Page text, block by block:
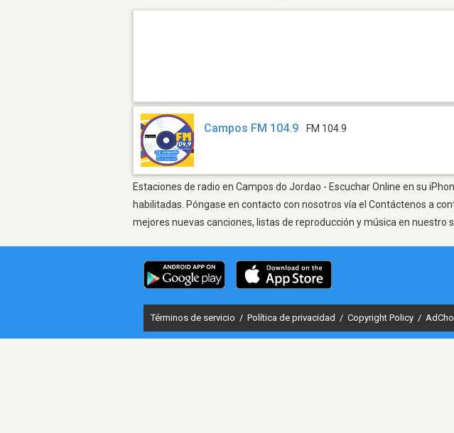
Campos FM 104.9 FM 104.9
Estaciones de radio en Campos do Jordao - Escuchar Online en su
habilitadas. Póngase en contacto con nosotros vía el Contáctenos a
mejores nuevas canciones, listas de reproducción y música en nuestro
Términos de servicio / Política de privacidad / Copyright Policy /